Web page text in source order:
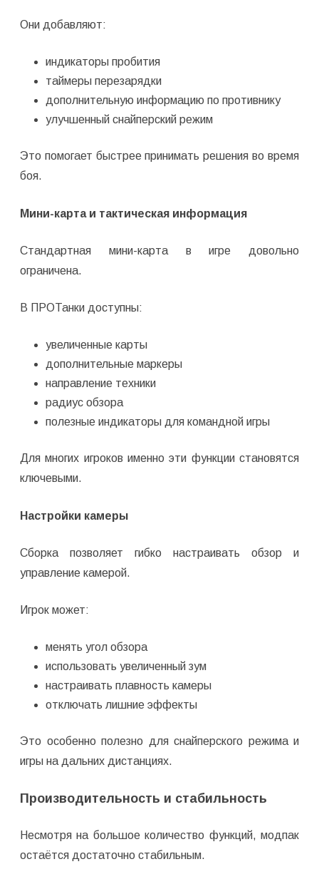
Они добавляют:
индикаторы пробития
таймеры перезарядки
дополнительную информацию по противнику
улучшенный снайперский режим
Это помогает быстрее принимать решения во время
боя.
Мини-карта и тактическая информация
Стандартная мини-карта в игре довольно
ограничена.
В ПРОТанки доступны:
увеличенные карты
дополнительные маркеры
направление техники
радиус обзора
полезные индикаторы для командной игры
Для многих игроков именно эти функции становятся
ключевыми.
Настройки камеры
Сборка позволяет гибко настраивать обзор и
управление камерой.
Игрок может:
менять угол обзора
использовать увеличенный зум
настраивать плавность камеры
отключать лишние эффекты
Это особенно полезно для снайперского режима и
игры на дальних дистанциях.
Производительность и стабильность
Несмотря на большое количество функций, модпак
остаётся достаточно стабильным.